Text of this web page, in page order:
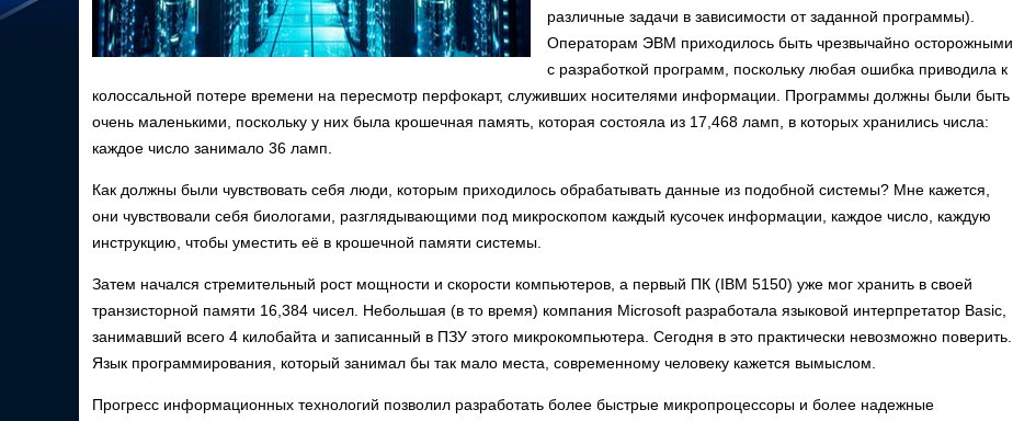
различные задачи в зависимости от заданной программы).
Операторам ЭВМ приходилось быть чрезвычайно осторожными
с разработкой программ, поскольку любая ошибка приводила к
колоссальной потере времени на пересмотр перфокарт, служивших носителями информации. Программы должны были быть
очень маленькими, поскольку у них была крошечная память, которая состояла из 17,468 ламп, в которых хранились числа:
каждое число занимало 36 ламп.
Как должны были чувствовать себя люди, которым приходилось обрабатывать данные из подобной системы? Мне кажется,
они чувствовали себя биологами, разглядывающими под микроскопом каждый кусочек информации, каждое число, каждую
инструкцию, чтобы уместить её в крошечной памяти системы.
Затем начался стремительный рост мощности и скорости компьютеров, а первый ПК (IBM 5150) уже мог хранить в своей
транзисторной памяти 16,384 чисел. Небольшая (в то время) компания Microsoft разработала языковой интерпретатор Basic,
занимавший всего 4 килобайта и записанный в ПЗУ этого микрокомпьютера. Сегодня в это практически невозможно поверить.
Язык программирования, который занимал бы так мало места, современному человеку кажется вымыслом.
Прогресс информационных технологий позволил разработать более быстрые микропроцессоры и более надежные